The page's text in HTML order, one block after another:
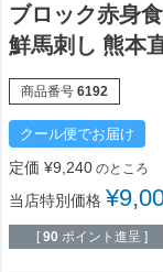
ブロック赤身
鮮馬刺し 熊本
商品番号 6192
クール便でお届け
定価 ¥9,240 のところ
当店特別価格 ¥
[ 90 ポイント進呈 ]